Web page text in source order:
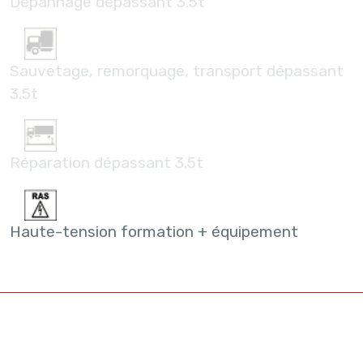
Sauvetage, remorquage, transport dépassant
3.5t
Réparation dépassant 3.5t
Haute-tension formation + équipement